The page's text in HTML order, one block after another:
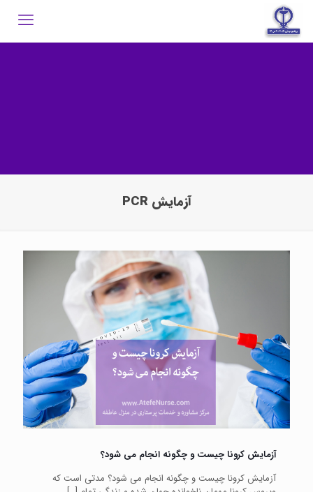
آزمایش PCR
آزمایش کرونا چیست و چگونه انجام می شود؟
آزمایش کرونا چیست و چگونه انجام می شود؟ مدتی است که